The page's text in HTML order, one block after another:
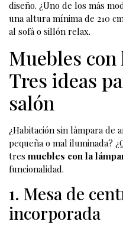
Decorar con lámparas de
diseño. ¿Uno de los más
una altura mínima de 210
al sofá o sillón relax.
Muebles con
Tres ideas
salón
pequeña o mal iluminada?
tres
muebles con la
funcionalidad.